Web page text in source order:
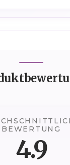
BEWERTUNG
4.9